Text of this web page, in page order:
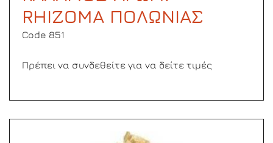
RHIZOMA ΠΟΛΩΝΙΑΣ
Code 851
Πρέπει να συνδεθείτε για να δείτε τιμές